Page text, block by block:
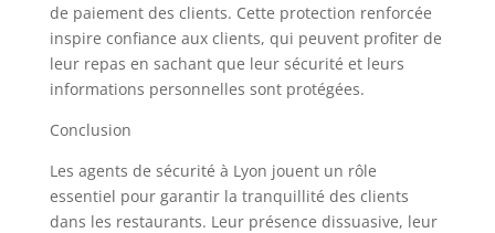
de paiement des clients. Cette protection renforcée
inspire confiance aux clients, qui peuvent profiter de
leur repas en sachant que leur sécurité et leurs
informations personnelles sont protégées.
Conclusion
Les agents de sécurité à Lyon jouent un rôle
essentiel pour garantir la tranquillité des clients
dans les restaurants. Leur présence dissuasive, leur